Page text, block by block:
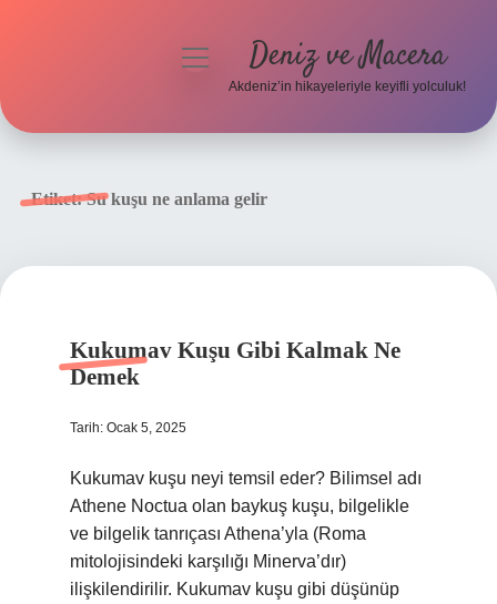
menüyü Deniz ve Macera
Akdeniz’in hikayeleriyle keyifli yolculuk!
Etiket:Su kuşu ne anlama gelir
Kukumav Kuşu Gibi Kalmak Ne
Demek
Tarih: Ocak 5, 2025
Kukumav kuşu neyi temsil eder? Bilimsel adı
Athene Noctua olan baykuş kuşu, bilgelikle
ve bilgelik tanrıçası Athena’yla (Roma
mitolojisindeki karşılığı Minerva’dır)
ilişkilendirilir. Kukumav kuşu gibi düşünüp